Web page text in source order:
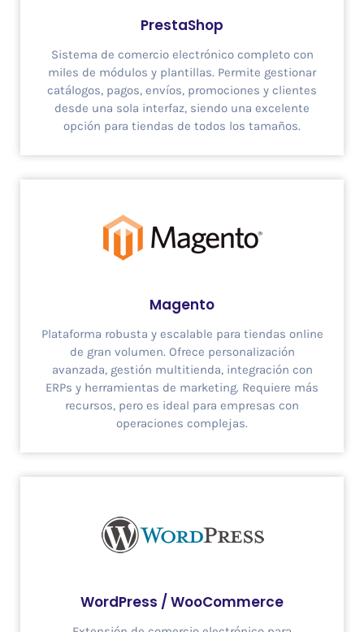
PrestaShop
Sistema de comercio electrónico completo con
miles de módulos y plantillas. Permite gestionar
catálogos, pagos, envíos, promociones y clientes
desde una sola interfaz, siendo una excelente
opción para tiendas de todos los tamaños.
Magento
Plataforma robusta y escalable para tiendas online
de gran volumen. Ofrece personalización
avanzada, gestión multitienda, integración con
ERPs y herramientas de marketing. Requiere más
recursos, pero es ideal para empresas con
operaciones complejas.
WordPress / WooCommerce